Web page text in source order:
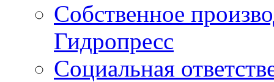
Собственное
Гидропресс
Социальная